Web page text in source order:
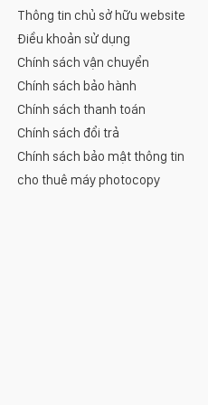
Thông tin chủ sở hữu website
Điều khoản sử dụng
Chính sách vận chuyển
Chính sách bảo hành
Chính sách thanh toán
Chính sách đổi trả
Chính sách bảo mật thông tin
cho thuê máy photocopy